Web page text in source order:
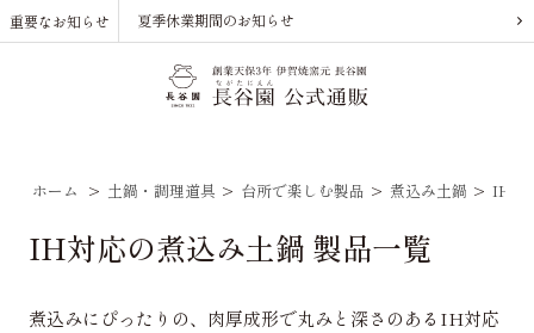
重要なお知らせ 夏季休業期間のお知らせ
ホーム > 土鍋・調理道具 > 台所で楽しむ製品 > 煮込み土鍋 > IH対
IH対応の煮込み土鍋 製品一覧
煮込みにぴったりの、肉厚成形で丸みと深さのあるIH対応